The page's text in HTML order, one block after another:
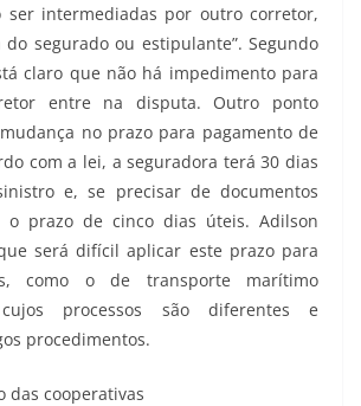
ser intermediadas por outro corretor,
segurado ou estipulante”. Segundo
claro que não há impedimento para
entre na disputa. Outro ponto
no prazo para pagamento de
com a lei, a seguradora terá 30 dias
e, se precisar de documentos
o prazo de cinco dias úteis. Adilson
será difícil aplicar este prazo para
como o de transporte marítimo
cujos processos são diferentes e
procedimentos.
das cooperativas